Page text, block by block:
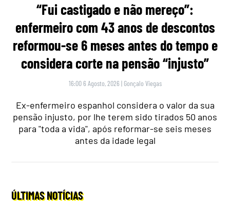
“Fui castigado e não mereço”:
enfermeiro com 43 anos de descontos
reformou-se 6 meses antes do tempo e
considera corte na pensão “injusto”
16:00 6 Agosto, 2026 | Gonçalo Viegas
Ex-enfermeiro espanhol considera o valor da sua
pensão injusto, por lhe terem sido tirados 50 anos
para "toda a vida", após reformar-se seis meses
antes da idade legal
ÚLTIMAS NOTÍCIAS